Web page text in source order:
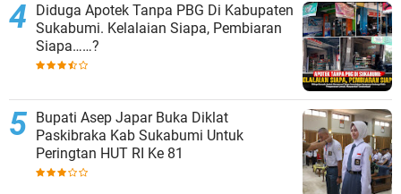
Diduga Apotek Tanpa PBG Di Kabupaten
Sukabumi. Kelalaian Siapa, Pembiaran
Siapa……?
Bupati Asep Japar Buka Diklat
Paskibraka Kab Sukabumi Untuk
Peringtan HUT RI Ke 81